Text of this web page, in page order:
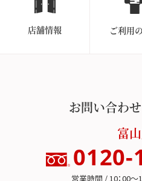
店舗情報 ご利用
お問い合わ
富
0120-
営業時間 / 10：00～